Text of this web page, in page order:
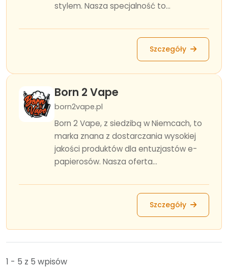
stylem. Nasza specjalność to...
Szczegóły
Born 2 Vape
born2vape.pl
Born 2 Vape, z siedzibą w Niemcach, to
marka znana z dostarczania wysokiej
jakości produktów dla entuzjastów e-
papierosów. Nasza oferta...
Szczegóły
1 - 5 z 5 wpisów